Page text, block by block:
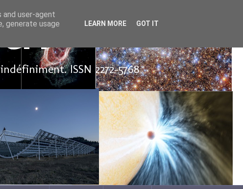
ISSN 2272-5768
user-agent
generate usage
LEARN MORE GOT IT